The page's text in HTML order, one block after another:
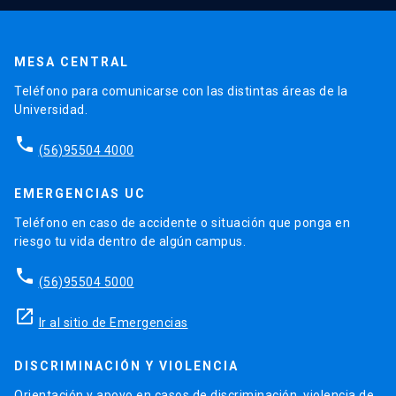
MESA CENTRAL
Teléfono para comunicarse con las distintas áreas de la
Universidad.
phone (56)95504 4000
EMERGENCIAS UC
Teléfono en caso de accidente o situación que ponga en
riesgo tu vida dentro de algún campus.
phone (56)95504 5000
launch Ir al sitio de Emergencias
DISCRIMINACIÓN Y VIOLENCIA